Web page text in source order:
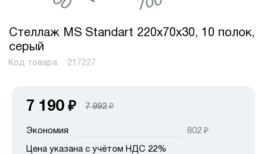
Стеллаж MS Standart 220х70х30, 10 полок,
серый
Код товара: 217227
7 190 ₽ 7 992₽
Экономия 802 ₽
Цена указана с учётом НДС 22%